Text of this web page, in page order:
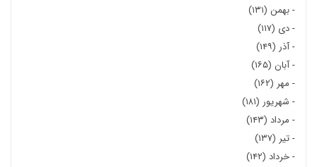
-بهمن (۱۳۱)
-دی (۱۱۷)
-آذر (۱۴۹)
-آبان (۱۶۵)
- مهر (۱۶۲)
- شهریور (۱۸۱)
- مرداد (۱۴۳)
-تیر (۱۳۷)
-خرداد (۱۴۲)